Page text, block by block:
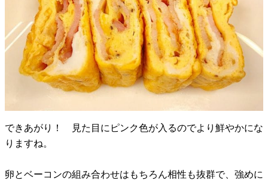
できあがり！ 見た目にピンク色が入るのでより鮮やかにな
りますね。
卵とベーコンの組み合わせはもちろん相性も抜群で、強めに